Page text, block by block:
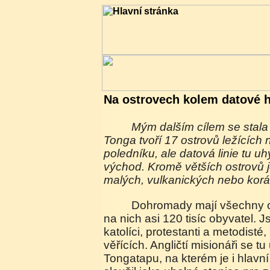
Na ostrovech kolem datové
Mým dalším cílem se stala Tonga. Království
Tonga tvoří 17 ostrovů ležících
poledníku, ale datová linie tu
východ. Kromě větších ostrovů
malých, vulkanických nebo
Dohromady mají
na nich asi 120 tisíc obyvatel.
katolíci, protestanti a
věřících. Angličtí misionáři se
Tongatapu, na kterém je i